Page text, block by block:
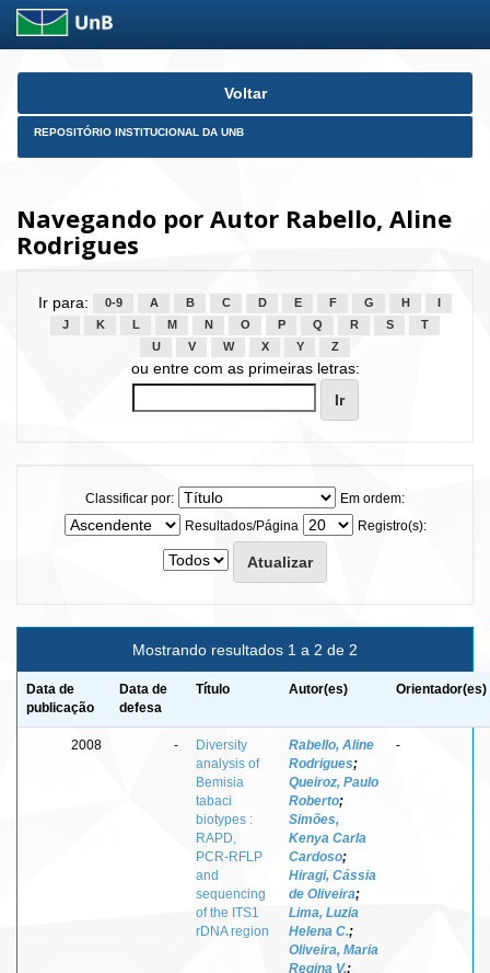
Skip
Voltar
REPOSITÓRIO INSTITUCIONAL DA UNB
Navegando por Autor Rabello, Aline
Rodrigues
Ir para: 0-9 A B C D E F G H
J
K L M N O P Q R S
T
U
V W X Y Z
ou entre com as primeiras letras:
Classificar por:
Em ordem:
Resultados/Página
Registro(s):
Mostrando resultados 1 a 2 de 2
Data de
publicação
Data de
defesa
Título Autor(es) Orientador(es)
2008 -
Diversity
analysis of
Bemisia
tabaci
biotypes :
RAPD,
PCR-RFLP
and
sequencing
of the ITS1
rDNA region
Rabello, Aline
Rodrigues;
Queiroz, Paulo
Roberto;
Simões,
Kenya Carla
Cardoso;
Hiragi, Cássia
de Oliveira;
Lima, Luzia
Helena C.;
Oliveira, Maria
Regina V.;
-